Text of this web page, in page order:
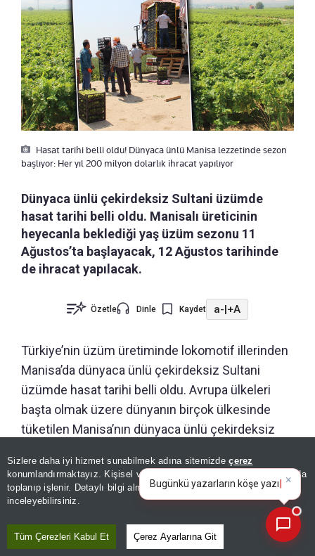
Sizlere daha iyi hizmet sunabilmek adına sitemizdeçerez
konumlandırmaktayız. Kişisel verileriniz, KVKK ve GDPR kapsamında
toplanıp işlenir. Detaylı bilgi almak içinAydınlatma Metnimizi
inceleyebilirsiniz.
Tüm Çerezleri Kabul Et Çerez Ayarlarına Git
Hasat tarihi belli oldu! Dünyaca ünlü Manisa lezzetinde sezon
başlıyor: Her yıl 200 milyon dolarlık ihracat yapılıyor
Dünyaca ünlü çekirdeksiz Sultani üzümde
hasat tarihi belli oldu. Manisalı üreticinin
heyecanla beklediği yaş üzüm sezonu 11
Ağustos’ta başlayacak, 12 Ağustos tarihinde
de ihracat yapılacak.
Özetle Dinle Kaydet a-|+A
Türkiye’nin üzüm üretiminde lokomotif illerinden
Manisa’da dünyaca ünlü çekirdeksiz Sultani
üzümde hasat tarihi belli oldu. Avrupa ülkeleri
başta olmak üzere dünyanın birçok ülkesinde
tüketilen Manisa’nın dünyaca ünlü çekirdeksiz
belirlendi.
×
Bugünkü yazarların köşe
yazılarını özetleyin!